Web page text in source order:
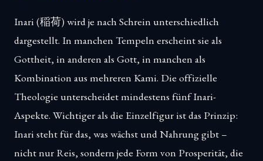
Inari (稲荷) wird je nach Schrein unterschiedlich
dargestellt. In manchen Tempeln erscheint sie als
Gottheit, in anderen als Gott, in manchen als
Kombination aus mehreren Kami. Die offizielle
Theologie unterscheidet mindestens fünf Inari-
Aspekte. Wichtiger als die Einzelfigur ist das Prinzip:
Inari steht für das, was wächst und Nahrung gibt –
nicht nur Reis, sondern jede Form von Prosperität, die